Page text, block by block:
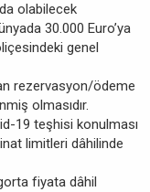
olabilecek
30.000 Euro’ya
genel
rezervasyon/ödeme
olmasıdır.
19 teşhisi konulması
limitleri dâhilinde
fiyata dâhil